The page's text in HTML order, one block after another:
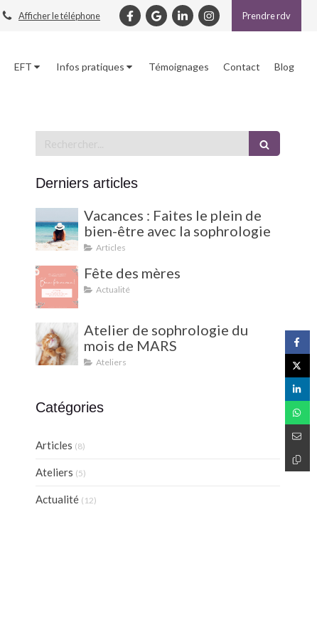
Prendre rdv
Afficher le téléphone
EFT Infos pratiques Témoignages Contact Blog
Derniers articles
Vacances : Faites le plein de
bien-être avec la sophrologie
Articles
Fête des mères
Actualité
Atelier de sophrologie du
mois de MARS
Ateliers
Catégories
Articles (8)
Ateliers (5)
Actualité (12)